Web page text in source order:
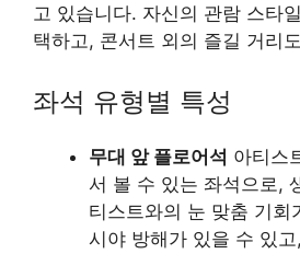
고 있습니다. 자신의 관람 스타
택하고, 콘서트 외의 즐길 거리
좌석 유형별 특성
무대 앞 플로어석 아티스
서 볼 수 있는 좌석으로,
티스트와의 눈 맞춤 기회
시야 방해가 있을 수 있